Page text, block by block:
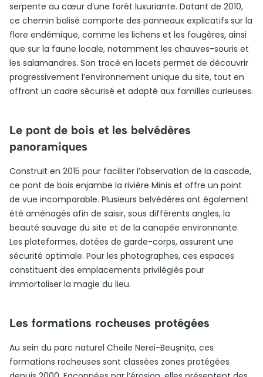
serpente au cœur d’une forêt luxuriante. Datant de 2010,
ce chemin balisé comporte des panneaux explicatifs sur la
flore endémique, comme les lichens et les fougères, ainsi
que sur la faune locale, notamment les chauves-souris et
les salamandres. Son tracé en lacets permet de découvrir
progressivement l’environnement unique du site, tout en
offrant un cadre sécurisé et adapté aux familles curieuses.
Le pont de bois et les belvédères
panoramiques
Construit en 2015 pour faciliter l’observation de la cascade,
ce pont de bois enjambe la rivière Minis et offre un point
de vue incomparable. Plusieurs belvédères ont également
été aménagés afin de saisir, sous différents angles, la
beauté sauvage du site et de la canopée environnante.
Les plateformes, dotées de garde-corps, assurent une
sécurité optimale. Pour les photographes, ces espaces
constituent des emplacements privilégiés pour
immortaliser la magie du lieu.
Les formations rocheuses protégées
Au sein du parc naturel Cheile Nerei-Beușnița, ces
formations rocheuses sont classées zones protégées